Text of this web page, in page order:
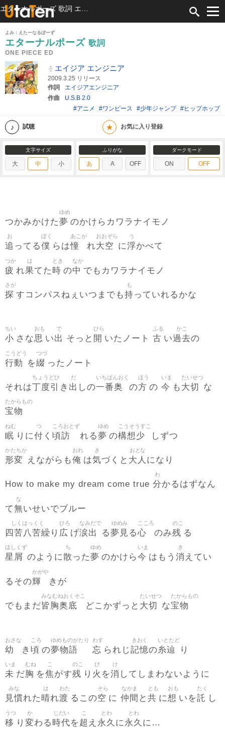
よみ：えたーなるぽーず
エターナルポーズ 歌詞
ONE PIECE ED
エイジア エンジニア
2009.3.25 リリース
作詞
エイジアエンジニア
作曲
U.S.B 2.0
#アニメ
#ワンピース #少年ジャンプ #ヒップホップ
試聴 ★ お気に入り登録
文字サイズ
大 中 小
ふりがな
あ A OFF
ダークモード
ON OFF
つかみかけた夢
ゆめ
のかけらカワラナイモノ
追
お
ってる僕
ぼく
らは憧
あこが
れ大空
おおぞら
に浮
う
かべて
疲
つか
れ果
は
てた 時
とき
の中
なか
でもカワラナイモノ
探
さが
すコンパスねぇいつまでも持
も
っていれるかな
小
ちい
さな思
おも
い出
で
そっと 開
ひら
いたノート 古
ふる
い過去
かこ
の
行動
こうどう
を綴
つづ
ったノート
それは丁度引
ちょうどひ
き 出
だ
しの一番奥
いちばんおく
の方
ほう
の 今
いま
も 大切
たいせつ
な
宝物
たからもの
眠
ねむ
りに付
つ
く 頃訪
ころおとず
れる夢
ゆめ
の構想少
こうそうすこ
しずつ
形変
かたちか
えながらも俺
おれ
は気
き
づくと 大人
おとな
になり
How to make my dream come true 分
わ
かるはずなん
て無
な
いせいでブルー
四苦八苦繰
しくはっくく
り 広
ひろ
げ涙出
なみだで
る夢見
ゆめみ
る心
こころ
のみ残
のこ
る
星屑
ほしくず
のように散
ち
った夢
ゆめ
のかけら今
いま
はもう 消
き
えてい
るその輝
かがや
きが
でもまだ皆胸奥底
みなむねおくそこ
どこかずっと 大切
たいせつ
な宝物
たからもの
幼
おさな
き 頃
ころ
の夢物語
ゆめものがたり
忘
わす
られじ記憶
きおく
の糸辿
いとたど
り
未
いま
だ胸
むね
を焦
こ
がす残
のこ
り 火
び
を消
け
してしまわないように
見慣
みな
れた 晴
は
れ渡
わた
るこの空
そら
に 仲間
なかま
と 共
とも
に想
おも
いを託
たく
し
移
うつ
り 変
か
わる 時代
じだい
を超
こ
え 永久
とわ
に永久
とわ
に…